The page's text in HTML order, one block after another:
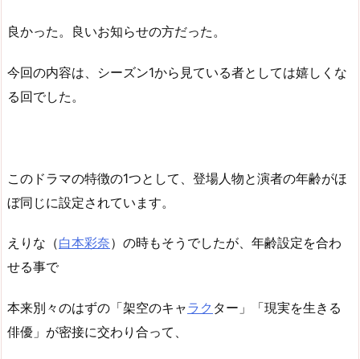
良かった。良いお知らせの方だった。
今回の内容は、シーズン1から見ている者としては嬉しくな
る回でした。
このドラマの特徴の1つとして、登場人物と演者の年齢がほ
ぼ同じに設定されています。
えりな（白本彩奈）の時もそうでしたが、年齢設定を合わ
せる事で
本来別々のはずの「架空のキャラク ター」「現実を生きる
俳優」が密接に交わり合って、